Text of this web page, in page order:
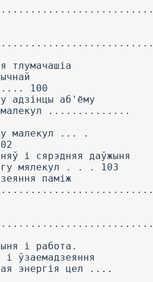
тлумачашіа
100
адзінцы аб'ёму
малекул ..............
малекул ... .
і сярэдняя даўжыня
мялекул . . . 103
паміж
і работа.
ўзаемадзеяння
энергія цел ....